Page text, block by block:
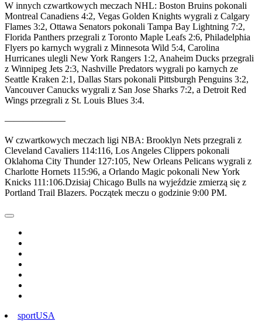
W innych czwartkowych meczach NHL: Boston Bruins pokonali
Montreal Canadiens 4:2, Vegas Golden Knights wygrali z Calgary
Flames 3:2, Ottawa Senators pokonali Tampa Bay Lightning 7:2,
Florida Panthers przegrali z Toronto Maple Leafs 2:6, Philadelphia
Flyers po karnych wygrali z Minnesota Wild 5:4, Carolina
Hurricanes ulegli New York Rangers 1:2, Anaheim Ducks przegrali
z Winnipeg Jets 2:3, Nashville Predators wygrali po karnych ze
Seattle Kraken 2:1, Dallas Stars pokonali Pittsburgh Penguins 3:2,
Vancouver Canucks wygrali z San Jose Sharks 7:2, a Detroit Red
Wings przegrali z St. Louis Blues 3:4.
——————–
W czwartkowych meczach ligi NBA: Brooklyn Nets przegrali z
Cleveland Cavaliers 114:116, Los Angeles Clippers pokonali
Oklahoma City Thunder 127:105, New Orleans Pelicans wygrali z
Charlotte Hornets 115:96, a Orlando Magic pokonali New York
Knicks 111:106.Dzisiaj Chicago Bulls na wyjeździe zmierzą się z
Portland Trail Blazers. Początek meczu o godzinie 9:00 PM.
sportUSA